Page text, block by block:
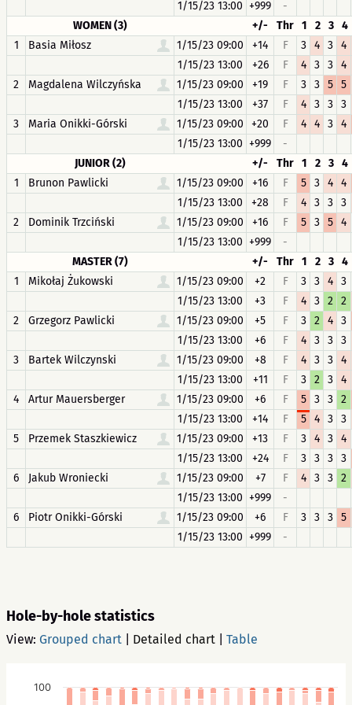
1/15/23 13:00 +999
-
WOMEN (3)
+/- Thr 1 2 3 4
1
Basia Miłosz 1/15/23 09:00 +14 F 3 4 3
4
1/15/23 13:00
+26 F 4 3 3
4
2
Magdalena Wilczyńska 1/15/23 09:00 +19 F 3 3 5
5
1/15/23 13:00
+37 F 4 3 3
3
3
Maria Onikki-Górski 1/15/23 09:00 +20 F 4 4 3
4
1/15/23 13:00 +999
-
JUNIOR (2)
+/- Thr 1 2 3 4
1
Brunon Pawlicki 1/15/23 09:00 +16 F 5 3 4
4
1/15/23 13:00
+28 F 4 3 3
3
2
Dominik Trzciński 1/15/23 09:00 +16 F 5 3 5
4
1/15/23 13:00 +999
-
MASTER (7)
+/- Thr 1 2 3 4
1
Mikołaj Żukowski 1/15/23 09:00 +2 F 3 3 4
3
1/15/23 13:00
+3 F 4 3 2
2
2
Grzegorz Pawlicki 1/15/23 09:00 +5 F 3 2 4
3
1/15/23 13:00
+6 F 4 3 3
3
3
Bartek Wilczynski 1/15/23 09:00 +8 F 4 3 3
4
1/15/23 13:00
+11 F 3 2 3
4
4
Artur Mauersberger 1/15/23 09:00 +6 F 5 3 3
2
1/15/23 13:00
+14 F 5 4 3
3
5
Przemek Staszkiewicz 1/15/23 09:00 +13 F 3 4 3
4
1/15/23 13:00
+24 F 3 3 3
3
6
Jakub Wroniecki 1/15/23 09:00 +7 F 4 3 3
2
1/15/23 13:00 +999
-
6
Piotr Onikki-Górski 1/15/23 09:00 +6 F 3 3 3
5
1/15/23 13:00 +999 -
Hole-by-hole statistics
View: Grouped chart Detailed chart Table
100